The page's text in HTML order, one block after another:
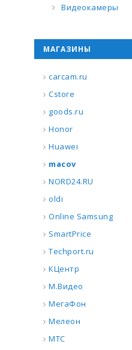
Видеокамеры
МАГАЗИНЫ
carcam.ru
Cstore
goods.ru
Honor
Huawei
macov
NORD24.RU
oldi
Online Samsung
SmartPrice
Techport.ru
КЦентр
М.Видео
МегаФон
Мелеон
МТС